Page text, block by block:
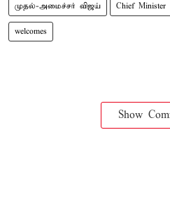
முதல்-அமைச்சர் விஜய் Chief Minister
welcomes
Show